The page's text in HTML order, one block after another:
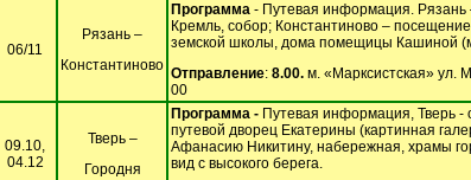
06/11
Рязань –
Константиново
Программа - Путевая информация. Рязань
Кремль, собор; Константиново –
земской школы, дома помещицы Кашиной
Отправление: 8.00. м. «Марксистская» ул.
00
09.10,
04.12
Тверь –
Городня
Программа - Путевая информация, Тверь -
путевой дворец Екатерины (картинная
Афанасию Никитину, набережная, храмы
вид с высокого берега.